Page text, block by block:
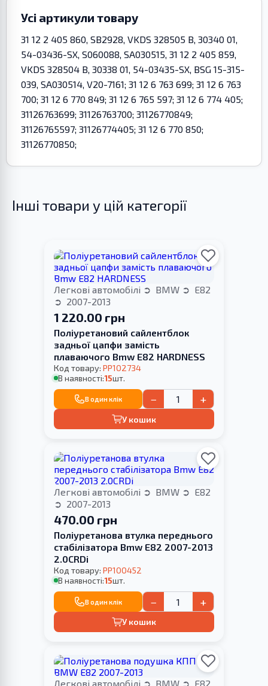
Усі артикули товару
31 12 2 405 860, SB2928, VKDS 328505 B, 30340 01,
54-03436-SX, S060088, SA030515, 31 12 2 405 859,
VKDS 328504 B, 30338 01, 54-03435-SX, BSG 15-315-
039, SA030514, V20-7161; 31 12 6 763 699; 31 12 6 763
700; 31 12 6 770 849; 31 12 6 765 597; 31 12 6 774 405;
31126763699; 31126763700; 31126770849;
31126765597; 31126774405; 31 12 6 770 850;
31126770850;
Інші товари у цій категорії
Легкові автомобілі BMW
E82
2007-2013
1 220.00 грн
Поліуретановий сайлентблок
задньої цапфи замість
плаваючого Bmw E82 HARDNESS
Код товару: PP102734
В наявності:15шт.
В один клік − +
У кошик
Легкові автомобілі BMW
E82
2007-2013
470.00 грн
Поліуретанова втулка переднього
стабілізатора Bmw E82 2007-2013
2.0CRDi
Код товару: PP100452
В наявності:15шт.
В один клік − +
У кошик
Легкові автомобілі BMW E82